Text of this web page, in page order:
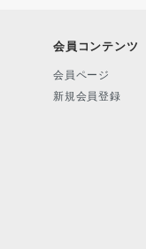
会員コンテンツ
会員ページ
新規会員登録